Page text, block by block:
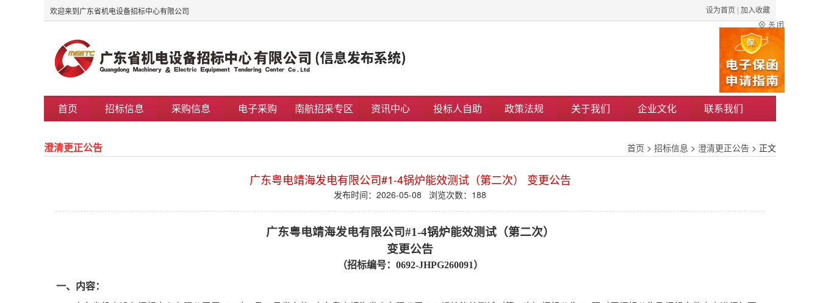
设为首页 | 加入收藏
欢迎来到广东省机电设备招标中心有限公司
首页 招标信息 采购信息 电子采购 南航招采专区 资讯中心 投标人自助 政策法规 关于我们 企业文化 联系我们
澄清更正公告 首页 > 招标信息 > 澄清更正公告 > 正文
广东粤电靖海发电有限公司#1-4锅炉能效测试（第二次） 变更公告
发布时间：2026-05-08 浏览次数： 188
广东粤电靖海发电有限公司#1-4锅炉能效测试（第二次）
变更公告
（招标编号： 0692-JHPG260091）
一、内容：